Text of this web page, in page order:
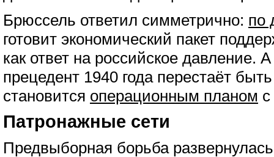
Брюссель ответил симметрично: по
готовит экономический пакет
как ответ на российское давление.
прецедент 1940 года перестаёт
становится операционным планом
Патронажные сети
Предвыборная борьба